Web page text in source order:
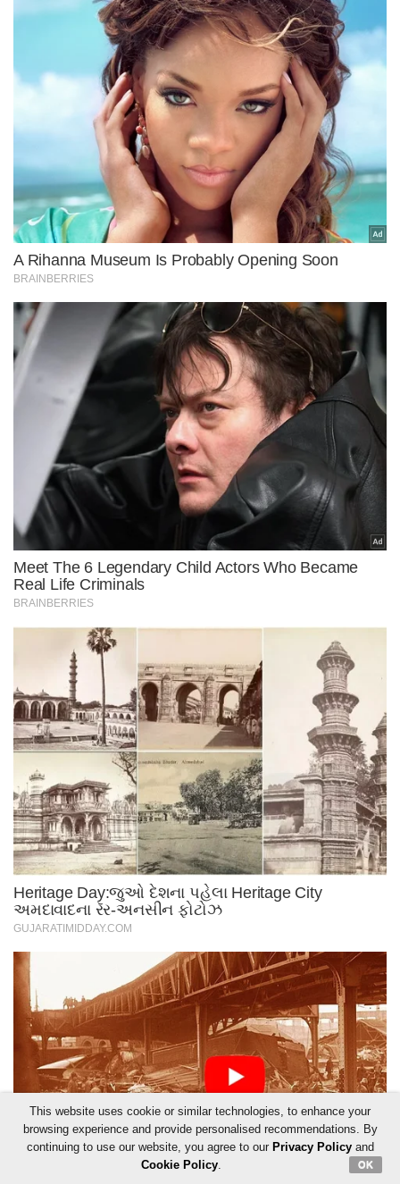
This website uses cookie or similar technologies, to enhance your
browsing experience and provide personalised recommendations. By
continuing to use our website, you agree to our Privacy Policyand
Cookie Policy. OK